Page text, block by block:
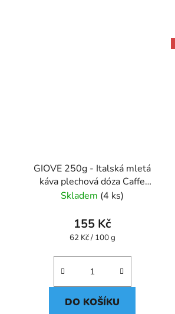
GIOVE 250g - Italská mletá
káva plechová dóza Caffe
Pompeii
Skladem (4 ks)
155 Kč
Měrná
62 Kč / 100 g
DO KOŠÍKU